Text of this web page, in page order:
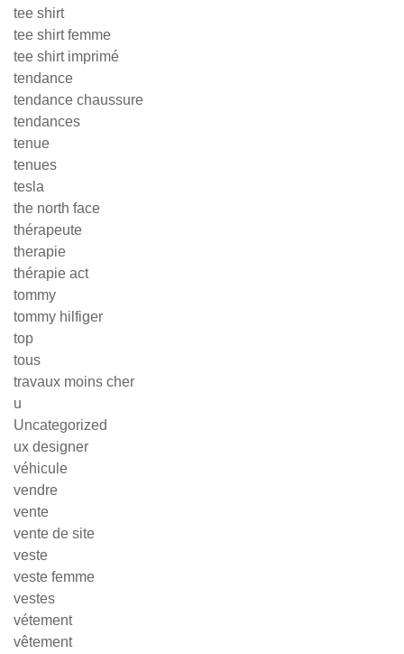
tee shirt
tee shirt femme
tee shirt imprimé
tendance
tendance chaussure
tendances
tenue
tenues
tesla
the north face
thérapeute
therapie
thérapie act
tommy
tommy hilfiger
top
tous
travaux moins cher
u
Uncategorized
ux designer
véhicule
vendre
vente
vente de site
veste
veste femme
vestes
vétement
vêtement